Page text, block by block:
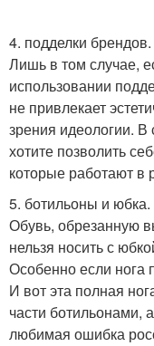
4. подделки брендов.
Лишь в том случае,
использовании
не привлекает
зрения идеологии.
хотите позволить
которые работают в
5. ботильоны и юбка.
Обувь, обрезанную
нельзя носить с
Особенно если нога
И вот эта полная
части ботильонами,
любимая ошибка